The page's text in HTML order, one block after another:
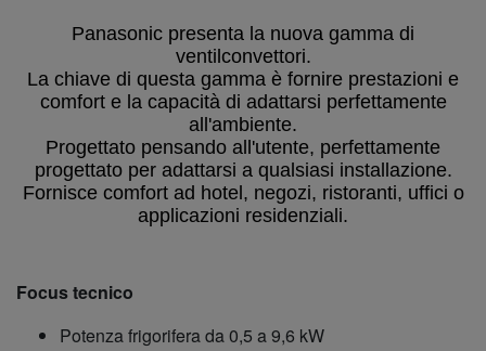
Panasonic presenta la nuova gamma di
ventilconvettori.
La chiave di questa gamma è fornire prestazioni e
comfort e la capacità di adattarsi perfettamente
all'ambiente.
Progettato pensando all'utente, perfettamente
progettato per adattarsi a qualsiasi installazione.
Fornisce comfort ad hotel, negozi, ristoranti, uffici o
applicazioni residenziali.
Focus tecnico
Potenza frigorifera da 0,5 a 9,6 kW